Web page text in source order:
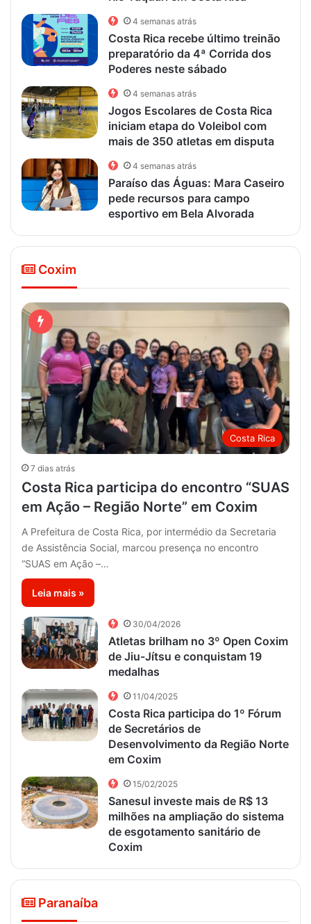
4 semanas atrás
Costa Rica recebe último treinão
preparatório da 4ª Corrida dos
Poderes neste sábado
4 semanas atrás
Jogos Escolares de Costa Rica
iniciam etapa do Voleibol com
mais de 350 atletas em disputa
4 semanas atrás
Paraíso das Águas: Mara Caseiro
pede recursos para campo
esportivo em Bela Alvorada
Coxim
Costa Rica
7 dias atrás
Costa Rica participa do encontro “SUAS
em Ação – Região Norte” em Coxim
A Prefeitura de Costa Rica, por intermédio da Secretaria
de Assistência Social, marcou presença no encontro
“SUAS em Ação –…
Leia mais »
30/04/2026
Atletas brilham no 3º Open Coxim
de Jiu-Jítsu e conquistam 19
medalhas
11/04/2025
Costa Rica participa do 1º Fórum
de Secretários de
Desenvolvimento da Região Norte
em Coxim
15/02/2025
Sanesul investe mais de R$ 13
milhões na ampliação do sistema
de esgotamento sanitário de
Coxim
Paranaíba